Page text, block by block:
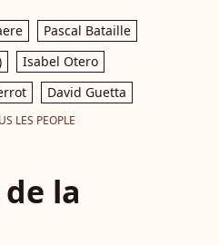
Pascal Bataille
Isabel Otero
David Guetta
LES PEOPLE
la